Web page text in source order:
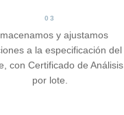
03
y ajustamos
a la especificación del
con Certificado de Análisis
por lote.